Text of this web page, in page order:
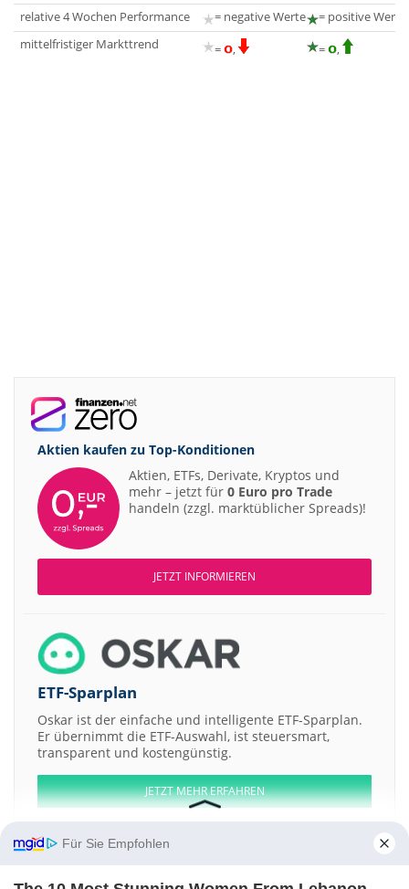
relative 4 Wochen Performance
= negative Werte
= positive Werte
mittelfristiger Markttrend
= , = ,
Aktien kaufen zu Top-Konditionen
Aktien, ETFs, Derivate, Kryptos und
mehr – jetzt für 0 Euro pro Trade
handeln (zzgl. marktüblicher Spreads)!
JETZT INFORMIEREN
ETF-Sparplan
Oskar ist der einfache und intelligente ETF-Sparplan.
Er übernimmt die ETF-Auswahl, ist steuersmart,
transparent und kostengünstig.
JETZT MEHR ERFAHREN
Für Sie Empfohlen